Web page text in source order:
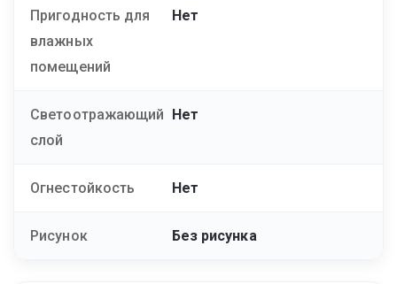
Пригодность для
влажных
помещений
Нет
Светоотражающий
слой
Нет
Огнестойкость Нет
Рисунок Без рисунка